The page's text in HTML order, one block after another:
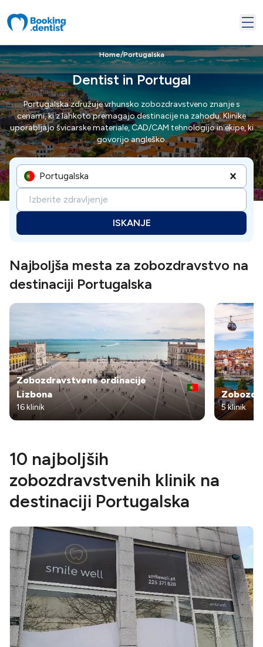
Home/Portugalska
Dentist in Portugal
Portugalska združuje vrhunsko zobozdravstveno znanje s
cenami, ki z lahkoto premagajo destinacije na zahodu. Klinike
uporabljajo švicarske materiale, CAD/CAM tehnologijo in ekipe, ki
govorijo angleško.
Portugalska
Izberite zdravljenje
ISKANJE
Najboljša mesta za zobozdravstvo na
destinaciji Portugalska
Zobozdravstvene ordinacije
Lizbona
16 klinik 5 klinik
10 najboljših
zobozdravstvenih klinik na
destinaciji Portugalska